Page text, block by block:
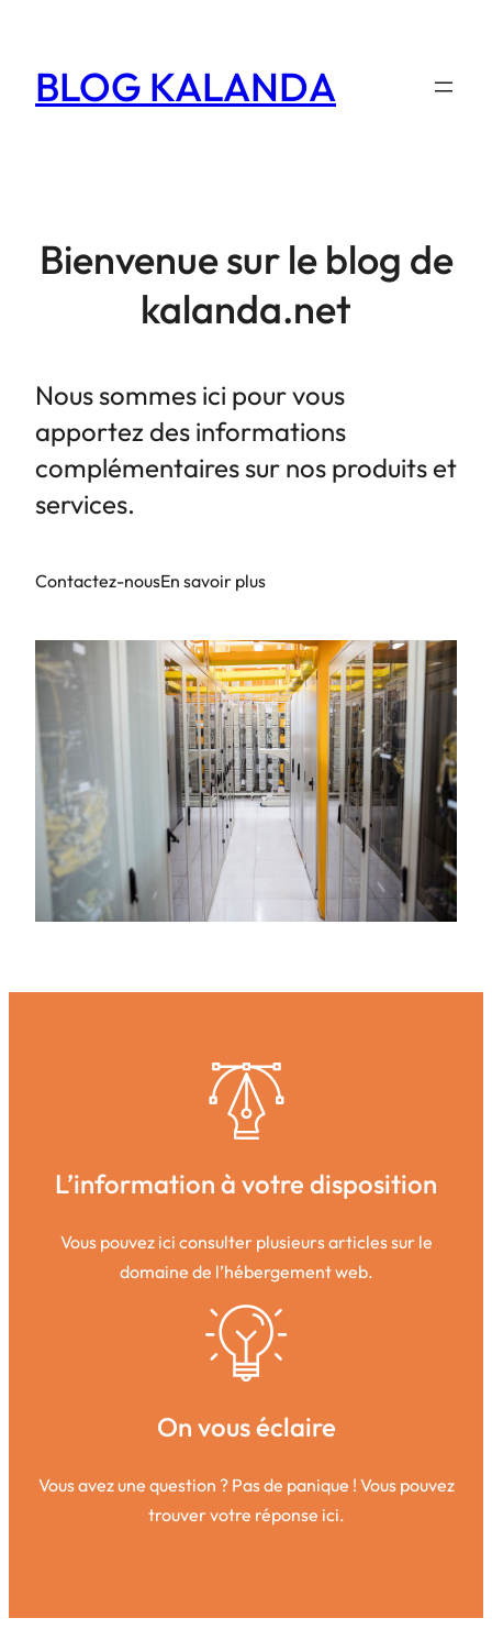
contenuBLOG KALANDA
Bienvenue sur le blog de
kalanda.net
Nous sommes ici pour vous
apportez des informations
complémentaires sur nos produits et
services.
Contactez-nousEn savoir plus
L’information à votre disposition
Vous pouvez ici consulter plusieurs articles sur le
domaine de l’hébergement web.
On vous éclaire
Vous avez une question ? Pas de panique ! Vous pouvez
trouver votre réponse ici.